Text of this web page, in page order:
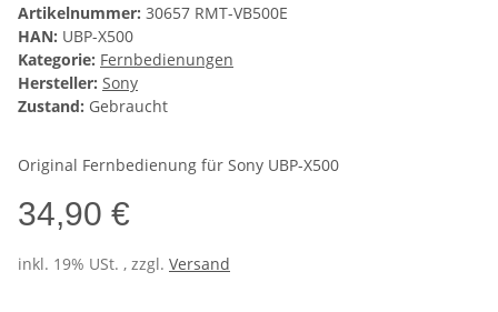
Artikelnummer: 30657 RMT-VB500E
HAN: UBP-X500
Kategorie: Fernbedienungen
Hersteller: Sony
Zustand: Gebraucht
Original Fernbedienung für Sony UBP-X500
34,90 €
inkl. 19% USt. , zzgl. Versand